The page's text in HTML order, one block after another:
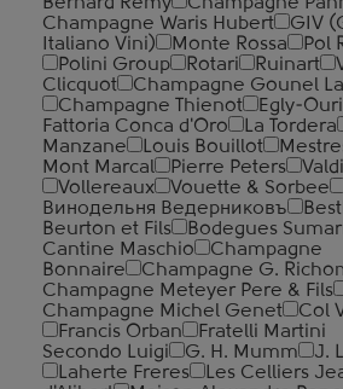
Champagne Waris Hubert
GIV
Italiano Vini)
Monte Rossa
Pol
Polini Group
Rotari Ruinart
Clicquot
Champagne Gounel
Champagne Thienot
Egly-
Fattoria Conca d'Oro
La Tordera
Manzane
Louis Bouillot
Mont Marcal
Pierre Peters
Vollereaux
Vouette & Sorbee
Винодельня Ведерниковъ
Beurton et Fils
Bodegues
Cantine Maschio
Champagne
Bonnaire
Champagne G.
Champagne Meteyer Pere & Fils
Champagne Michel Genet
Col
Francis Orban
Fratelli Martini
Secondo Luigi
G. H. Mumm
J.
Laherte Freres
Les Celliers